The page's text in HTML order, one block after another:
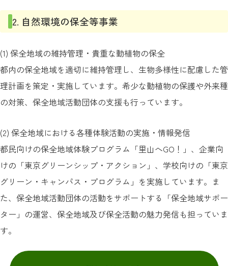
2. 自然環境の保全等事業
(1) 保全地域の維持管理・貴重な動植物の保全
都内の保全地域を適切に維持管理し、生物多様性に配慮した管
理計画を策定・実施しています。希少な動植物の保護や外来種
の対策、保全地域活動団体の支援も行っています。
(2) 保全地域における各種体験活動の実施・情報発信
都民向けの保全地域体験プログラム「里山へGO！」、企業向
けの「東京グリーンシップ・アクション」、学校向けの「東京
グリーン・キャンパス・プログラム」を実施しています。ま
た、保全地域活動団体の活動をサポートする「保全地域サポー
ター」の運営、保全地域及び保全活動の魅力発信も担っていま
す。